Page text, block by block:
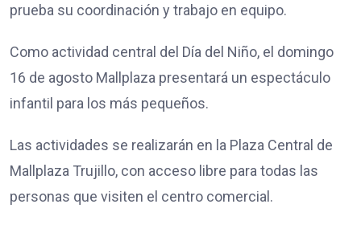
prueba su coordinación y trabajo en equipo.
Como actividad central del Día del Niño, el domingo
16 de agosto Mallplaza presentará un espectáculo
infantil para los más pequeños.
Las actividades se realizarán en la Plaza Central de
Mallplaza Trujillo, con acceso libre para todas las
personas que visiten el centro comercial.